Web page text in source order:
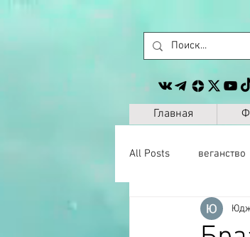
Главная
All Posts веганство
животные